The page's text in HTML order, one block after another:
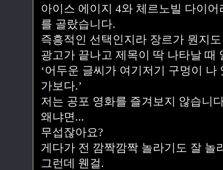
아이스 에이지 4와 체르노빌 다이
를 골랐습니다.
즉흥적인 선택인지라 장르가 뭔지
광고가 끝나고 제목이 딱 나타날 때
‘어두운 글씨가 여기저기 구멍이
가보다.’
저는 공포 영화를 즐겨보지 않습니
왜냐면...
무섭잖아요?
게다가 전 깜짝깜짝 놀라기도 잘 놀
그런데 웬걸.